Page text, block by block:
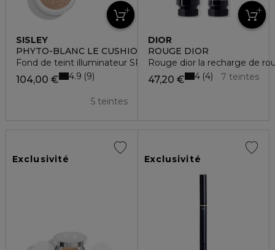
SISLEY
PHYTO-BLANC LE CUSHION
Fond de teint illuminateur SPF50+ - recharge
104,00 €
5 teintes
4.9 9
DIOR
ROUGE DIOR
Rouge dior la recharge de
47,20 € 7 teintes
4 4
Exclusivité Exclusivité